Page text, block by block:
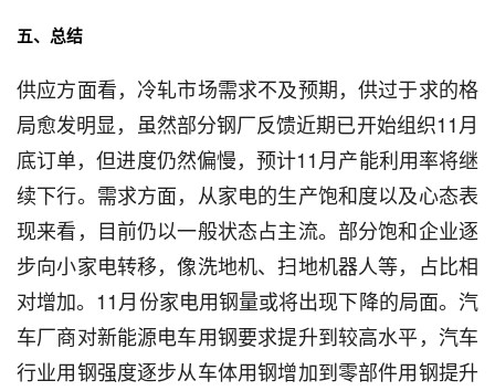
五、总结
供应方面看，冷轧市场需求不及预期，供过于求的格
局愈发明显，虽然部分钢厂反馈近期已开始组织11月
底订单，但进度仍然偏慢，预计11月产能利用率将继
续下行。需求方面，从家电的生产饱和度以及心态表
现来看，目前仍以一般状态占主流。部分饱和企业逐
步向小家电转移，像洗地机、扫地机器人等，占比相
对增加。11月份家电用钢量或将出现下降的局面。汽
车厂商对新能源电车用钢要求提升到较高水平，汽车
行业用钢强度逐步从车体用钢增加到零部件用钢提升